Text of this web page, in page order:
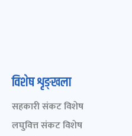
विशेष शृङ्खला
सहकारी संकट विशेष
लघुवित्त संकट विशेष